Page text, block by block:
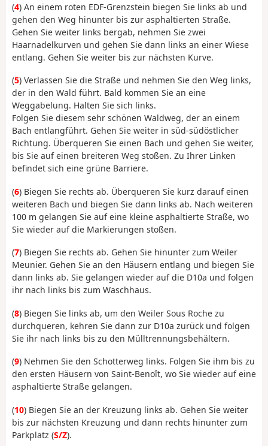
(4) An einem roten EDF-Grenzstein biegen Sie links ab und
gehen den Weg hinunter bis zur asphaltierten Straße.
Gehen Sie weiter links bergab, nehmen Sie zwei
Haarnadelkurven und gehen Sie dann links an einer Wiese
entlang. Gehen Sie weiter bis zur nächsten Kurve.
(5) Verlassen Sie die Straße und nehmen Sie den Weg links,
der in den Wald führt. Bald kommen Sie an eine
Weggabelung. Halten Sie sich links.
Folgen Sie diesem sehr schönen Waldweg, der an einem
Bach entlangführt. Gehen Sie weiter in süd-südöstlicher
Richtung. Überqueren Sie einen Bach und gehen Sie weiter,
bis Sie auf einen breiteren Weg stoßen. Zu Ihrer Linken
befindet sich eine grüne Barriere.
(6) Biegen Sie rechts ab. Überqueren Sie kurz darauf einen
weiteren Bach und biegen Sie dann links ab. Nach weiteren
100 m gelangen Sie auf eine kleine asphaltierte Straße, wo
Sie wieder auf die Markierungen stoßen.
(7) Biegen Sie rechts ab. Gehen Sie hinunter zum Weiler
Meunier. Gehen Sie an den Häusern entlang und biegen Sie
dann links ab. Sie gelangen wieder auf die D10a und folgen
ihr nach links bis zum Waschhaus.
(8) Biegen Sie links ab, um den Weiler Sous Roche zu
durchqueren, kehren Sie dann zur D10a zurück und folgen
Sie ihr nach links bis zu den Mülltrennungsbehältern.
(9) Nehmen Sie den Schotterweg links. Folgen Sie ihm bis zu
den ersten Häusern von Saint-Benoît, wo Sie wieder auf eine
asphaltierte Straße gelangen.
(10) Biegen Sie an der Kreuzung links ab. Gehen Sie weiter
bis zur nächsten Kreuzung und dann rechts hinunter zum
Parkplatz (S/Z).